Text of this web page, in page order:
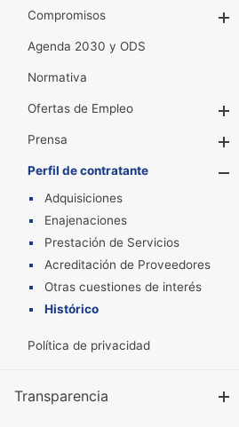
Compromisos
Agenda 2030 y ODS
Normativa
Ofertas de Empleo
Prensa
Perfil de contratante
Adquisiciones
Enajenaciones
Prestación de Servicios
Acreditación de Proveedores
Otras cuestiones de interés
Histórico
Política de privacidad
Transparencia